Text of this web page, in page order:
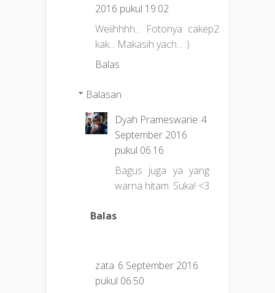
2016 pukul 19.02
Weiihhhh... Fotonya cakep2
kak... Makasih yach... :)
Balas
Balasan
Dyah Prameswarie 4
September 2016
pukul 06.16
Bagus juga ya yang
warna hitam. Suka! <3
Balas
zata 6 September 2016
pukul 06.50